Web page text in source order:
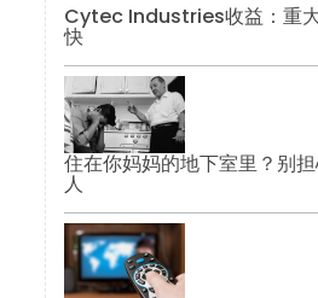
Cytec Industries收益：重
快
住在你妈妈的地下室里？别
人